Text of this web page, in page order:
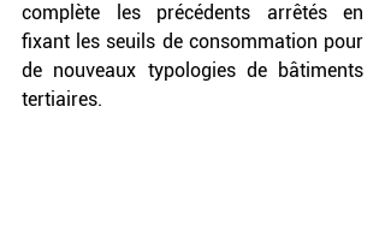
complète les précédents arrêtés en
fixant les seuils de consommation pour
de nouveaux typologies de bâtiments
tertiaires.